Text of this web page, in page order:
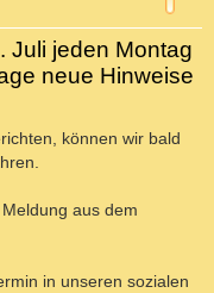
Juli jeden Montag
neue Hinweise
können wir bald
aus dem
in unseren sozialen